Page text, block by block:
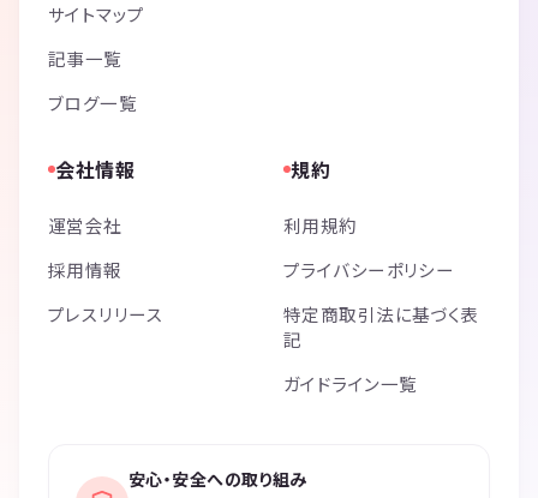
サイトマップ
記事一覧
ブログ一覧
会社情報
運営会社
採用情報
プレスリリース
規約
利用規約
プライバシーポリシー
特定商取引法に基づく表
記
ガイドライン一覧
安心・安全への取り組み